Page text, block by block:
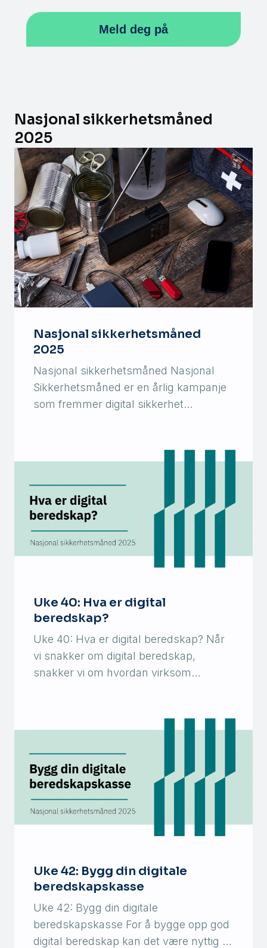
Nasjonal sikkerhetsmåned
2025
Nasjonal sikkerhetsmåned
2025
Nasjonal sikkerhetsmåned Nasjonal
Sikkerhetsmåned er en årlig kampanje
som fremmer digital sikkerhet…
Uke 40: Hva er digital
beredskap?
Uke 40: Hva er digital beredskap? Når
vi snakker om digital beredskap,
snakker vi om hvordan virksom…
Uke 42: Bygg din digitale
beredskapskasse
Uke 42: Bygg din digitale
beredskapskasse For å bygge opp god
digital beredskap kan det være nyttig …